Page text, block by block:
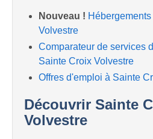
Nouveau !
Volvestre
Comparateur de services
Sainte Croix Volvestre
Offres d'emploi à Sainte
Découvrir Sainte
Volvestre